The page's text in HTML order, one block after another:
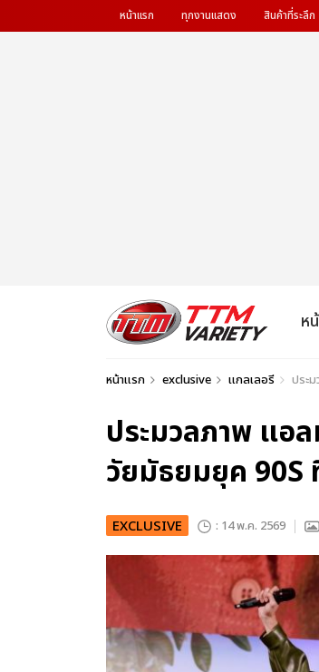
หน้าแรก ทุกงานแสดง สินค้าที่ระลึก
ห
หน้าแรก exclusive แกลเลอรี ประ
ประมวลภาพ แอ
วัยมัธยมยุค 90S
EXCLUSIVE : 14 พ.ค. 2569